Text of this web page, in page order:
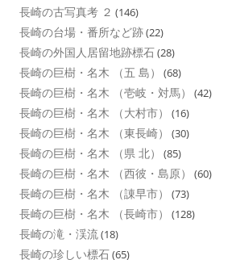
長崎の古写真考 ２ (146)
長崎の台場・番所など跡(22)
長崎の外国人居留地跡標石(28)
長崎の巨樹・名木 （五 島） (68)
長崎の巨樹・名木 （壱岐・対馬） (42)
長崎の巨樹・名木 （大村市） (16)
長崎の巨樹・名木 （東長崎） (30)
長崎の巨樹・名木 （県 北） (85)
長崎の巨樹・名木 （西彼・島原） (60)
長崎の巨樹・名木 （諌早市） (73)
長崎の巨樹・名木 （長崎市） (128)
長崎の滝・渓流(18)
長崎の珍しい標石(65)